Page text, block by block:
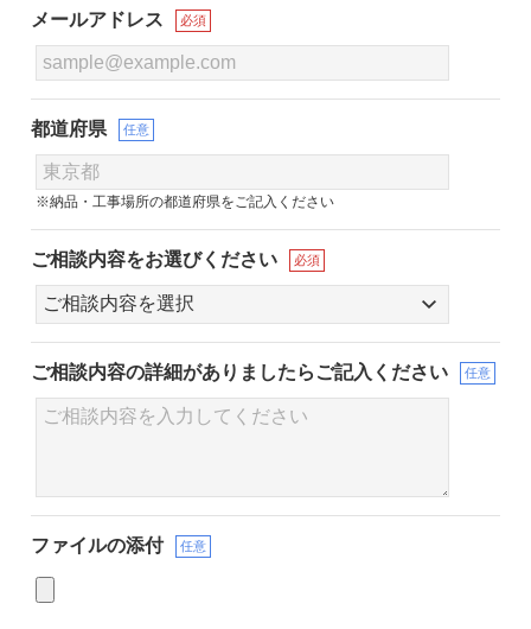
メールアドレス 必須
都道府県 任意
※納品・工事場所の都道府県をご記入ください
ご相談内容をお選びください 必須
ご相談内容の詳細がありましたらご記入ください 任意
ファイルの添付 任意